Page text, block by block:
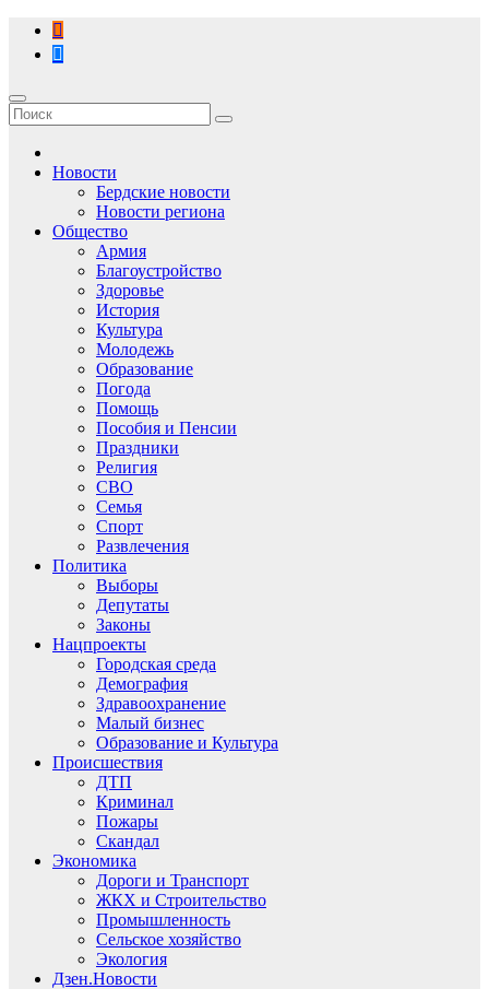
Перейти
содержимому
Новости
Бердские новости
Новости региона
Общество
Армия
Благоустройство
Здоровье
История
Культура
Молодежь
Образование
Погода
Помощь
Пособия и Пенсии
Праздники
Религия
СВО
Семья
Спорт
Развлечения
Политика
Выборы
Депутаты
Законы
Нацпроекты
Городская среда
Демография
Здравоохранение
Малый бизнес
Образование и Культура
Происшествия
ДТП
Криминал
Пожары
Скандал
Экономика
Дороги и Транспорт
ЖКХ и Строительство
Промышленность
Сельское хозяйство
Экология
Дзен.Новости